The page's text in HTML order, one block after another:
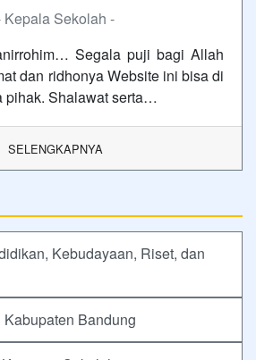
Kepala Sekolah -
Segala puji bagi Allah
dan ridhonya Website ini bisa di
pihak. Shalawat serta…
SELENGKAPNYA
Kebudayaan, Riset, dan
Bandung